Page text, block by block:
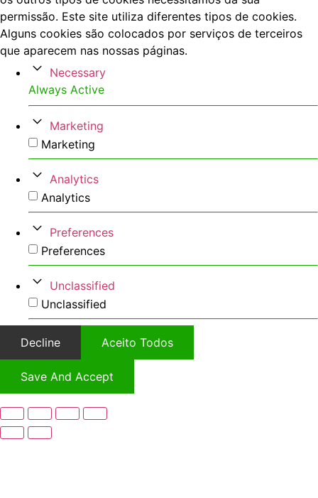
permissão. Este site utiliza diferentes tipos de cookies.
Alguns cookies são colocados por serviços de terceiros
que aparecem nas nossas páginas.
Necessary
Always Active
Marketing
Marketing
Analytics
Analytics
Preferences
Preferences
Unclassified
Unclassified
Decline Aceito Todos
Save And Accept